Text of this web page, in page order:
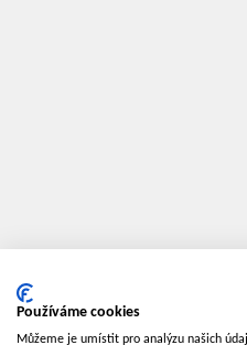
Používáme cookies
Můžeme je umístit pro analýzu našich